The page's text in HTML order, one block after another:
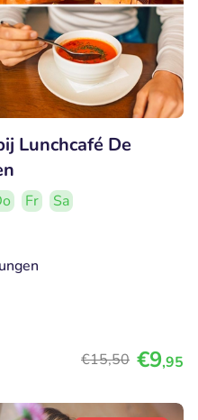
Lunchcafé De
Fr
Sa
€15,50 €9,95